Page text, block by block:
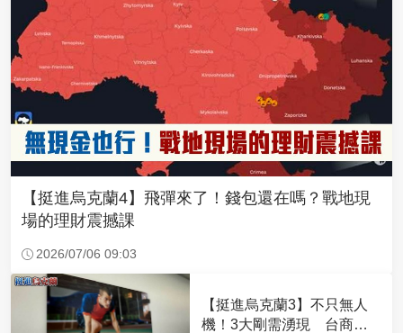
【挺進烏克蘭4】飛彈來了！錢包還在嗎？戰地現
場的理財震撼課
2026/07/06 09:03
【挺進烏克蘭3】不只無人
機！3大剛需湧現 台商深